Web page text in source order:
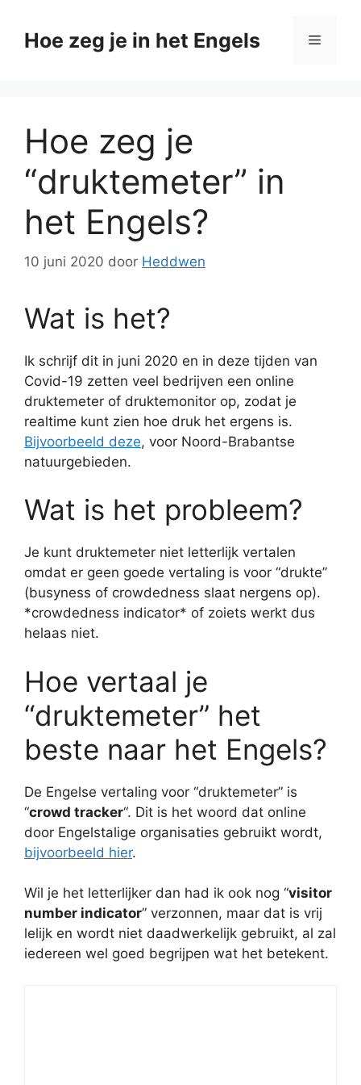
naarHoe zeg je in het Engels Menu
Hoe zeg je
“druktemeter” in
het Engels?
10 juni 2020 door Heddwen
Wat is het?
Ik schrijf dit in juni 2020 en in deze tijden van
Covid-19 zetten veel bedrijven een online
druktemeter of druktemonitor op, zodat je
realtime kunt zien hoe druk het ergens is.
Bijvoorbeeld deze, voor Noord-Brabantse
natuurgebieden.
Wat is het probleem?
Je kunt druktemeter niet letterlijk vertalen
omdat er geen goede vertaling is voor “drukte”
(busyness of crowdedness slaat nergens op).
*crowdedness indicator* of zoiets werkt dus
helaas niet.
Hoe vertaal je
“druktemeter” het
beste naar het Engels?
De Engelse vertaling voor “druktemeter” is
“crowd tracker“. Dit is het woord dat online
door Engelstalige organisaties gebruikt wordt,
bijvoorbeeld hier.
Wil je het letterlijker dan had ik ook nog “visitor
number indicator” verzonnen, maar dat is vrij
lelijk en wordt niet daadwerkelijk gebruikt, al zal
iedereen wel goed begrijpen wat het betekent.